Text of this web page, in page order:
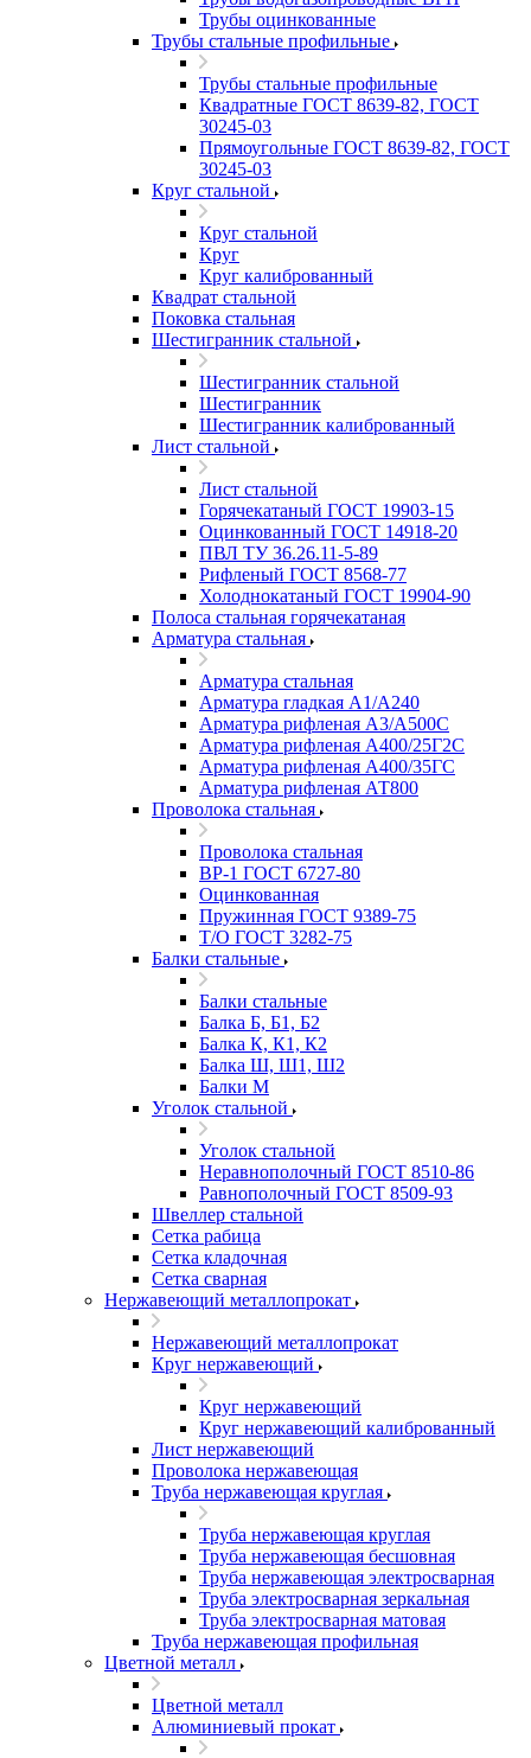
Трубы оцинкованные
Трубы стальные профильные
Трубы стальные профильные
Квадратные ГОСТ 8639-82, ГОСТ
30245-03
Прямоугольные ГОСТ 8639-82, ГОСТ
30245-03
Круг стальной
Круг стальной
Круг
Круг калиброванный
Квадрат стальной
Поковка стальная
Шестигранник стальной
Шестигранник стальной
Шестигранник
Шестигранник калиброванный
Лист стальной
Лист стальной
Горячекатаный ГОСТ 19903-15
Оцинкованный ГОСТ 14918-20
ПВЛ ТУ 36.26.11-5-89
Рифленый ГОСТ 8568-77
Холоднокатаный ГОСТ 19904-90
Полоса стальная горячекатаная
Арматура стальная
Арматура стальная
Арматура гладкая А1/А240
Арматура рифленая А3/А500С
Арматура рифленая А400/25Г2С
Арматура рифленая А400/35ГС
Арматура рифленая АТ800
Проволока стальная
Проволока стальная
ВР-1 ГОСТ 6727-80
Оцинкованная
Пружинная ГОСТ 9389-75
Т/О ГОСТ 3282-75
Балки стальные
Балки стальные
Балка Б, Б1, Б2
Балка К, К1, К2
Балка Ш, Ш1, Ш2
Балки М
Уголок стальной
Уголок стальной
Неравнополочный ГОСТ 8510-86
Равнополочный ГОСТ 8509-93
Швеллер стальной
Сетка рабица
Сетка кладочная
Сетка сварная
Нержавеющий металлопрокат
Нержавеющий металлопрокат
Круг нержавеющий
Круг нержавеющий
Круг нержавеющий калиброванный
Лист нержавеющий
Проволока нержавеющая
Труба нержавеющая круглая
Труба нержавеющая круглая
Труба нержавеющая бесшовная
Труба нержавеющая электросварная
Труба электросварная зеркальная
Труба электросварная матовая
Труба нержавеющая профильная
Цветной металл
Цветной металл
Алюминиевый прокат